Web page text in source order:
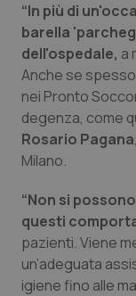
Lazio
Liguria
Lombardia
Molise
Piemonte
Diabete &
Disturbi
Dolore
Epatiti
HIV
“In più di
barella
dell'ospedale, a
Anche se
nei Pronto
degenza, come
Rosario Pagana
Milano.
“Non si
questi
pazienti. Viene
un’adeguata
igiene fino alle